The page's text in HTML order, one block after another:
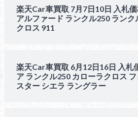
楽天Car車買取 7月7日10日 入札
アルファード ランクル250 ランク
クロス 911
楽天Car車買取 6月12日16日 入札
ア ランクル250 カローラクロス
スター シエラ ラングラー